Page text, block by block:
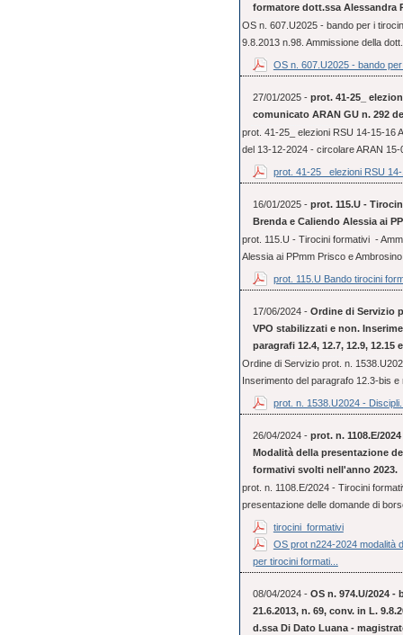
formatore dott.ssa Alessandra
OS n. 607.U2025 - bando per i
9.8.2013 n.98. Ammissione della
OS n. 607.U2025 - bando
27/01/2025 - prot. 41-25_
comunicato ARAN GU n. 292
prot. 41-25_ elezioni RSU 14-15-16
del 13-12-2024 - circolare ARAN 15-
prot. 41-25_ elezioni RSU
16/01/2025 - prot. 115.U -
Brenda e Caliendo Alessia ai
prot. 115.U - Tirocini formativi -
Alessia ai PPmm Prisco e Ambrosino
prot. 115.U Bando tirocini
17/06/2024 - Ordine di Servizio
VPO stabilizzati e non.
paragrafi 12.4, 12.7, 12.9,
Ordine di Servizio prot. n.
Inserimento del paragrafo 12.3-bis
prot. n. 1538.U2024 -
26/04/2024 - prot. n. 1108.E/
Modalità della presentazione
formativi svolti nell'anno 2023.
prot. n. 1108.E/2024 - Tirocini
presentazione delle domande di
tirocini_formativi
OS prot n224-2024 modalità
per tirocini formati...
08/04/2024 - OS n. 974.U/2024
21.6.2013, n. 69, conv. in L.
d.ssa Di Dato Luana -